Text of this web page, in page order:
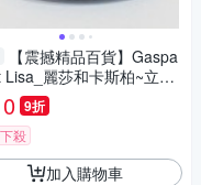
【震撼精品百貨】Gaspa
Lisa_麗莎和卡斯柏~立體
機-白造型#06081
9折
殺
加入購物車